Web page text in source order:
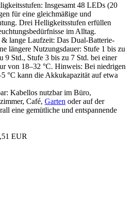
Insgesamt 48 LEDs (20
für eine gleichmäßige und
Drei Helligkeitsstufen erfüllen
im Alltag.
& lange Laufzeit: Das Dual-Batterie-
längere Nutzungsdauer: Stufe 1 bis zu
9 Std., Stufe 3 bis zu 7 Std. bei einer
von 18–32 °C. Hinweis: Bei niedrigen
°C kann die Akkukapazität auf etwa
Kabellos nutzbar im Büro,
Café, Garten oder auf der
eine gemütliche und entspannende
EUR